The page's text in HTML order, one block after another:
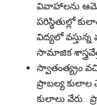
వివాహాలను
పరిస్థితుల్లో
విద్యలో
సామాజిక
స్వాతంత్య్రం
ప్రాబల్య
కులాలు వేరు..